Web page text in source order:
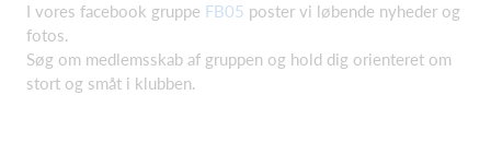
I vores facebook gruppe FB05 poster vi løbende nyheder og
fotos.
Søg om medlemsskab af gruppen og hold dig orienteret om
stort og småt i klubben.